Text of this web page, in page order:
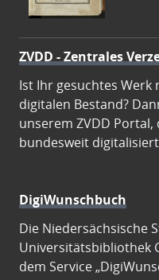
ZVDD - Zentrales
Ist Ihr gesuchtes
digitalen Bestand?
unserem ZVDD Portal,
bundesweit
DigiWunschbuch
Die Niedersächsische
Universitätsbibliothek
dem Service